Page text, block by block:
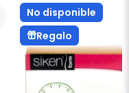
No disponible
Regalo